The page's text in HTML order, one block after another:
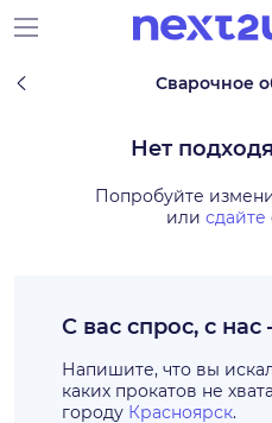
Сварочное
Нет
Попробуйте
или сдайте
С вас спрос, с
Напишите, что вы
каких прокатов не
городу Красноярск.